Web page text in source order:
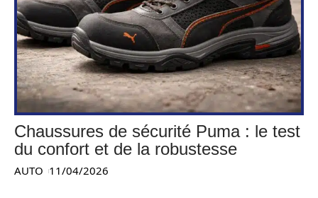
Chaussures de sécurité Puma : le test
du confort et de la robustesse
AUTO 11/04/2026